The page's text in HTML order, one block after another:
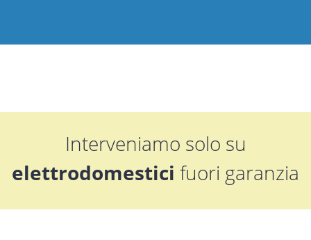
Interveniamo solo su
elettrodomestici fuori garanzia